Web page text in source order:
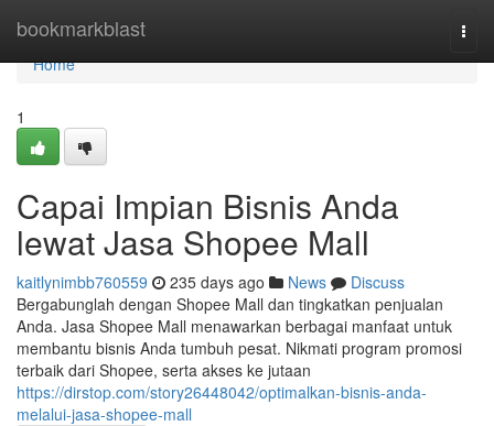
bookmarkblast
Home
Home
1
Capai Impian Bisnis Anda
lewat Jasa Shopee Mall
kaitlynimbb760559 235 days ago News
Discuss
Bergabunglah dengan Shopee Mall dan tingkatkan penjualan
Anda. Jasa Shopee Mall menawarkan berbagai manfaat untuk
membantu bisnis Anda tumbuh pesat. Nikmati program promosi
terbaik dari Shopee, serta akses ke jutaan
https://dirstop.com/story26448042/optimalkan-bisnis-anda-
melalui-jasa-shopee-mall